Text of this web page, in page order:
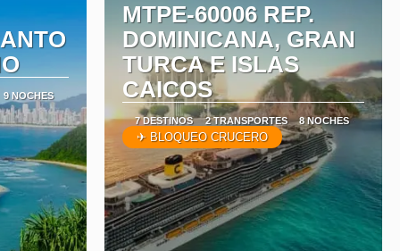
9 NOCHES
MTPE-60006 REP.
DOMINICANA, GRAN
TURCA E ISLAS
CAICOS
7 DESTINOS 2 TRANSPORTES 8 NOCHES
✈ BLOQUEO CRUCERO